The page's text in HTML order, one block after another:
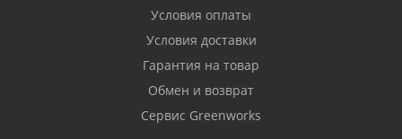
Условия оплаты
Условия доставки
Гарантия на товар
Обмен и возврат
Сервис Greenworks